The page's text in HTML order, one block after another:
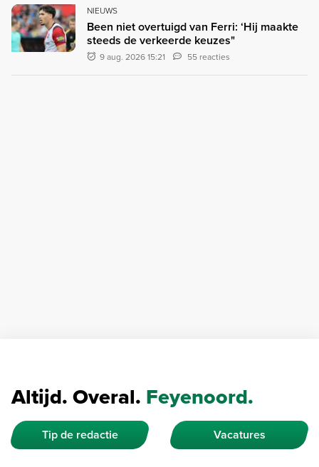
NIEUWS
Been niet overtuigd van Ferri: ‘Hij maakte
steeds de verkeerde keuzes"
9 aug. 2026 15:21 55 reacties
Altijd. Overal. Feyenoord.
Tip de redactie Vacatures